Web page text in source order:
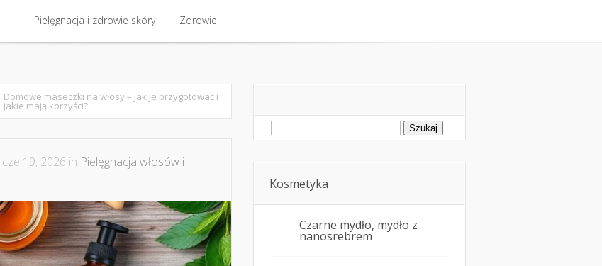
i kontakt Domowe kosmetyki i diy Kosmetyka i uroda
Pielęgnacja i zdrowie skóry Zdrowie
Domowe maseczki na włosy – jak je przygotować i
jakie mają korzyści?
19, 2026 in Pielęgnacja włosów i
Szukaj:
Kosmetyka
Czarne mydło, mydło z
nanosrebrem